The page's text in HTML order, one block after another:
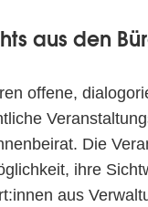
aus den
offene,
Die
ihre
aus